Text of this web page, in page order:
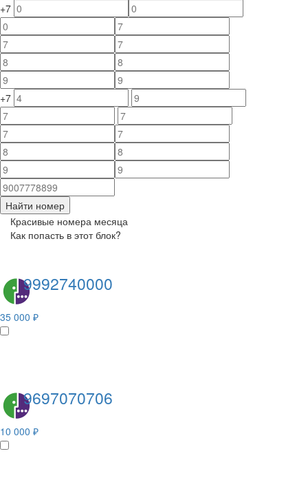
+7
+7
Найти номер
Красивые номера месяца
Как попасть в этот блок?
9992740000
35 000 ₽
9697070706
10 000 ₽